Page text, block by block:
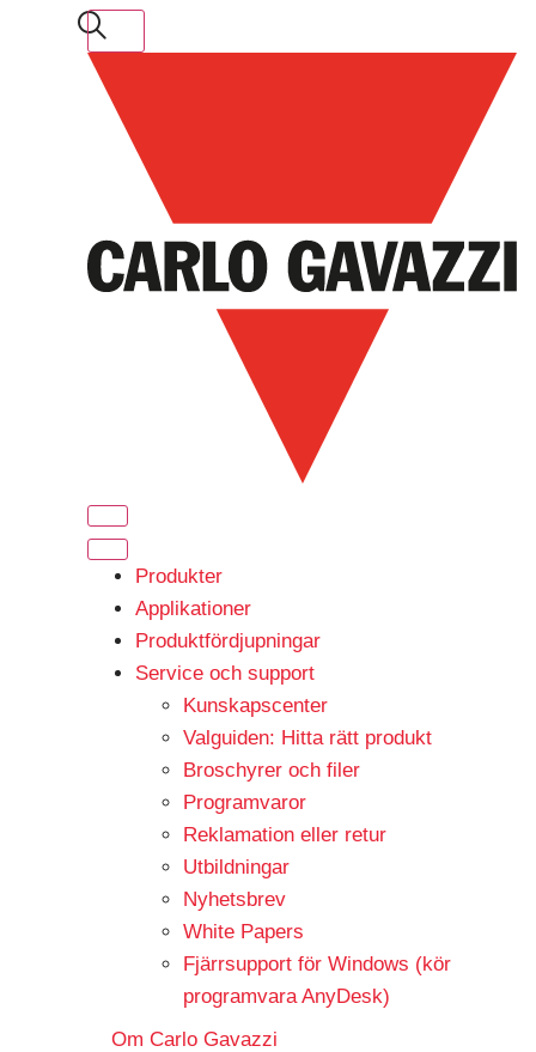
Produkter
Applikationer
Produktfördjupningar
Service och support
Kunskapscenter
Valguiden: Hitta rätt produkt
Broschyrer och filer
Programvaror
Reklamation eller retur
Utbildningar
Nyhetsbrev
White Papers
Fjärrsupport för Windows (kör
programvara AnyDesk)
Om Carlo Gavazzi